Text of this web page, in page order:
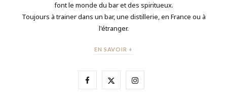
font le monde du bar et des spiritueux.
Toujours à trainer dans un bar, une distillerie, en France ou à
l'étranger.
EN SAVOIR +
F X I